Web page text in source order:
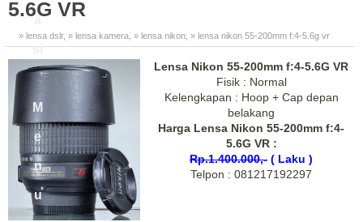
a
si
M
e
n
u
5.6G VR
» lensa dslr, » lensa kamera » lensa nikon » lensa nikon 55-200mm f:4-5.6g vr
Lensa Nikon 55-200mm f:4-5.6G VR
Fisik : Normal
Kelengkapan : Hoop + Cap depan
belakang
Harga Lensa Nikon 55-200mm f:4-
5.6G VR :
Rp.1.400.000,- ( Laku )
Telpon : 081217192297